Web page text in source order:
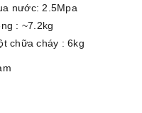
nước: 2.5Mpa
: ~7.2kg
chữa cháy : 6kg